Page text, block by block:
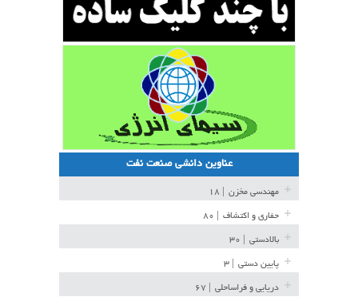
عناوین دانشی صنعت نفت
مهندسی مخزن
حفاری و اکتشاف
بالادستی
پایین دستی
دریایی و فراساحلی